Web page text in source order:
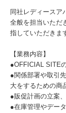
同社レディースア
全般を担当いただ
指していただきま
【業務内容】
●OFFICIAL SITE
●関係部署や取引
大をするための商
●販促計画の立案
●在庫管理やデー